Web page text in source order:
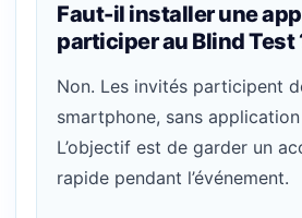
Faut-il installer une
participer au Blind Test
Non. Les invités participent
smartphone, sans
L’objectif est de garder un
rapide pendant l’événement.